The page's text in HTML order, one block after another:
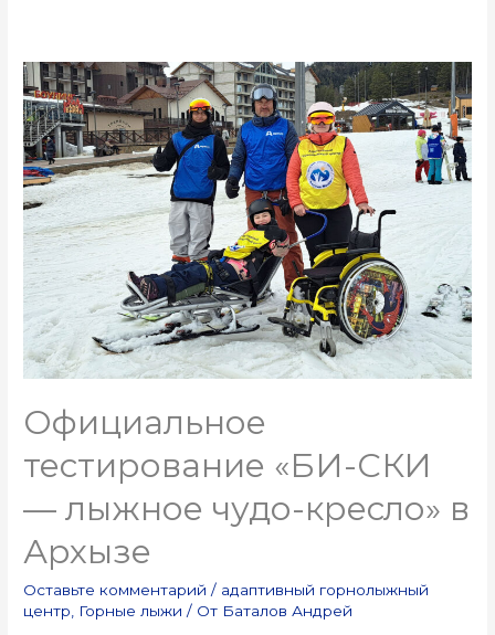
Официальное
тестирование «БИ-СКИ
— лыжное чудо-кресло» в
Архызе
Оставьте комментарий / адаптивный горнолыжный
центр, Горные лыжи / От Баталов Андрей